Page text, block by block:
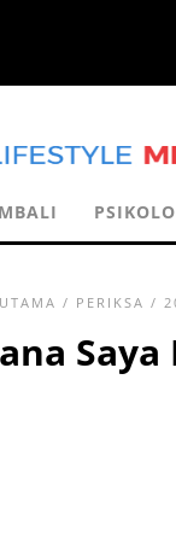
UTAMA / PERIKSA /